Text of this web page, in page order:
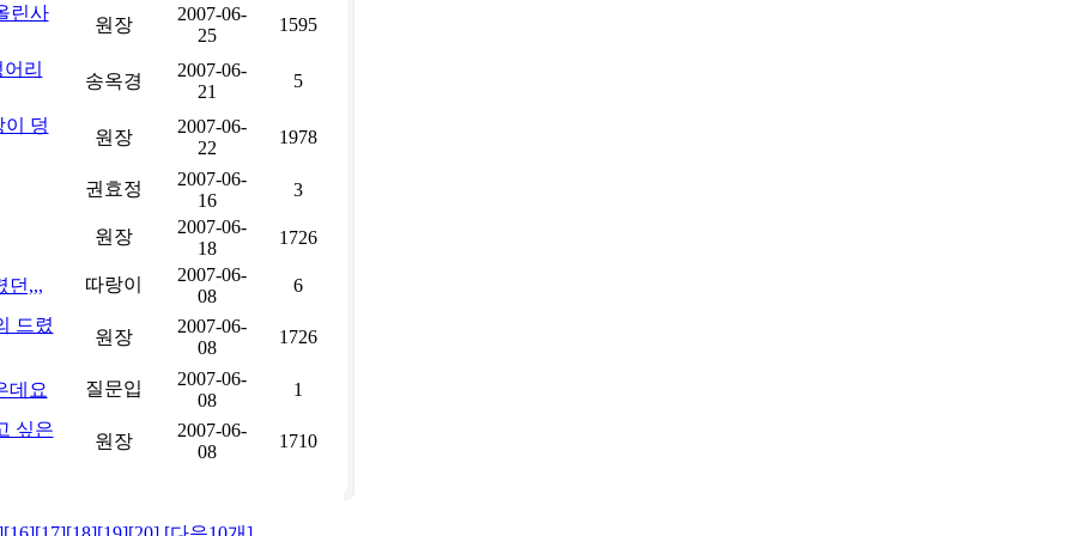
린사
원장
2007-06-
25
1595
리
송옥경
2007-06-
21
5
덩
원장
2007-06-
22
1978
권효정
2007-06-
16
3
원장
2007-06-
18
1726
던,,, 따랑이
2007-06-
08
6
드렸
원장
2007-06-
08
1726
데요 질문입
2007-06-
08
1
싶은
원장
2007-06-
08
1710